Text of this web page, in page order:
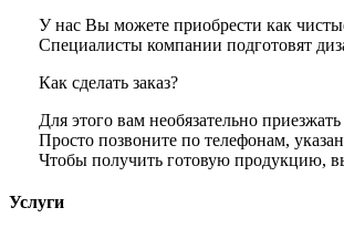
У нас Вы можете приобрести как
Специалисты компании подготовят
Как сделать заказ?
Для этого вам необязательно
Просто позвоните по телефонам,
Чтобы получить готовую продукцию,
Услуги